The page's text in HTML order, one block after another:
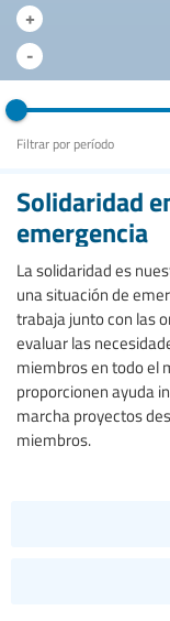
+
-
Filtrar por período
Solidaridad
emergencia
La solidaridad es
una situación de
trabaja junto con las
evaluar las
miembros en todo el
proporcionen ayuda
marcha proyectos
miembros.